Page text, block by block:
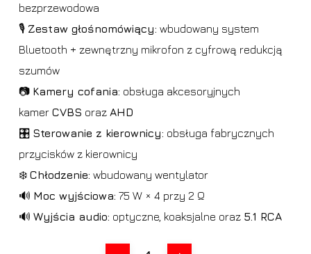
bezprzewodowa
🎙️ Zestaw głośnomówiący: wbudowany system
Bluetooth + zewnętrzny mikrofon z cyfrową redukcją
szumów
📷 Kamery cofania: obsługa akcesoryjnych
kamer CVBS oraz AHD
🎛️ Sterowanie z kierownicy: obsługa fabrycznych
przycisków z kierownicy
❄️ Chłodzenie: wbudowany wentylator
🔊 Moc wyjściowa: 75 W × 4 przy 2 Ω
🔊 Wyjścia audio: optyczne, koaksjalne oraz 5.1 RCA